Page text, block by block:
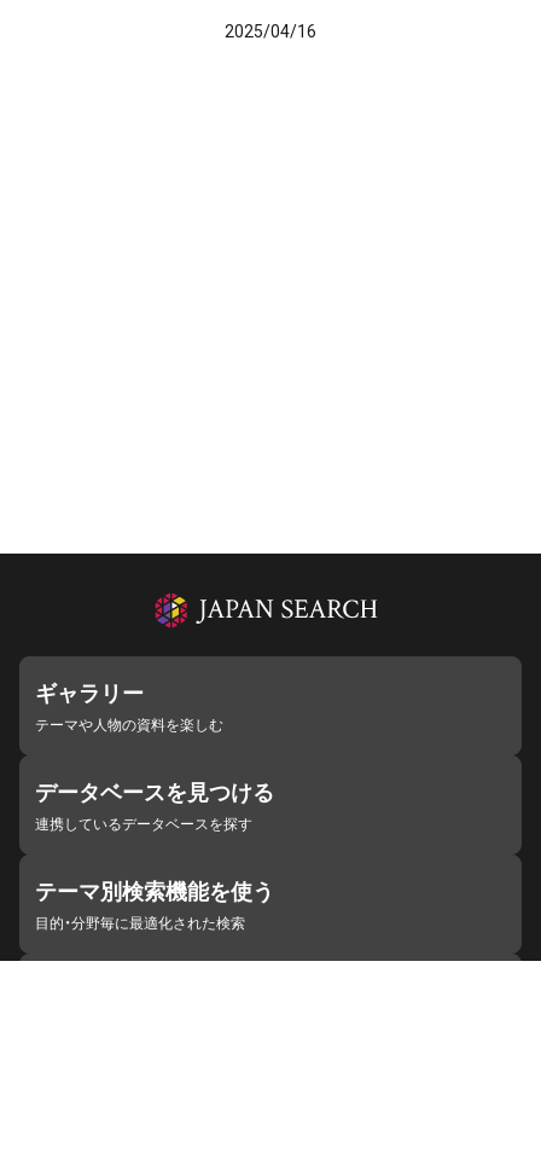
2025/04/16
ギャラリー
テーマや人物の資料を楽しむ
データベースを見つける
連携しているデータベースを探す
テーマ別検索機能を使う
目的・分野毎に最適化された検索